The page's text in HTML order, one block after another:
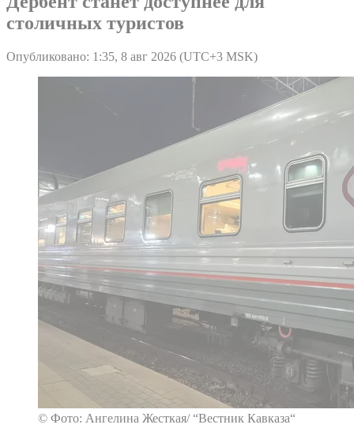
столичных туристов
Опубликовано: 1:35, 8 авг 2026 (UTC+3 MSK)
© Фото: Ангелина Жесткая/ “Вестник Кавказа“